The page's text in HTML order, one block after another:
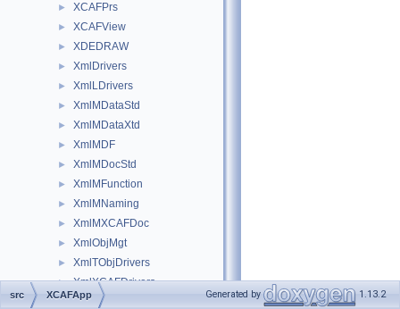
► XCAFPrs
► XCAFView
► XDEDRAW
► XmlDrivers
► XmlLDrivers
► XmlMDataStd
► XmlMDataXtd
► XmlMDF
► XmlMDocStd
► XmlMFunction
► XmlMNaming
► XmlMXCAFDoc
► XmlObjMgt
► XmlTObjDrivers
► XmlXCAFDrivers
► XSAlgo
src XCAFApp Generated by 1.13.2